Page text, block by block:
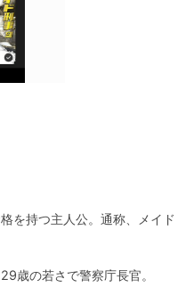
を持つ主人公。通称、メイド
歳の若さで警察庁長官。